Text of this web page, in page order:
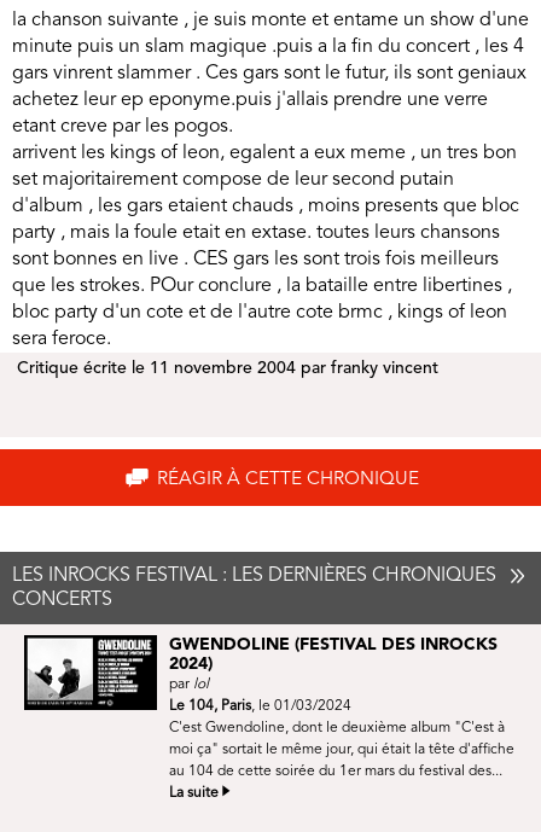
la chanson suivante , je suis monte et entame un show d'une
minute puis un slam magique .puis a la fin du concert , les 4
gars vinrent slammer . Ces gars sont le futur, ils sont geniaux
achetez leur ep eponyme.puis j'allais prendre une verre
etant creve par les pogos.
arrivent les kings of leon, egalent a eux meme , un tres bon
set majoritairement compose de leur second putain
d'album , les gars etaient chauds , moins presents que bloc
party , mais la foule etait en extase. toutes leurs chansons
sont bonnes en live . CES gars les sont trois fois meilleurs
que les strokes. POur conclure , la bataille entre libertines ,
bloc party d'un cote et de l'autre cote brmc , kings of leon
sera feroce.
Critique écrite le 11 novembre 2004 par franky vincent
RÉAGIR À CETTE CHRONIQUE
LES INROCKS FESTIVAL : LES DERNIÈRES CHRONIQUES
CONCERTS
GWENDOLINE (FESTIVAL DES INROCKS
2024)
par lol
Le 104, Paris, le 01/03/2024
C'est Gwendoline, dont le deuxième album "C'est à
moi ça" sortait le même jour, qui était la tête d'affiche
au 104 de cette soirée du 1er mars du festival des...
La suite